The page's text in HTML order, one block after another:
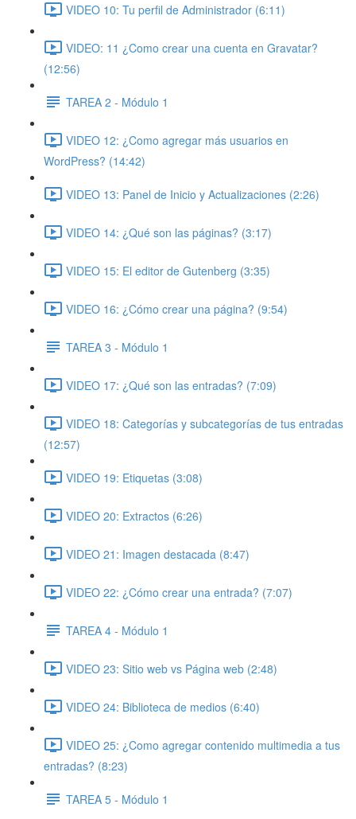
VIDEO 10: Tu perfil de Administrador (6:11)
VIDEO: 11 ¿Como crear una cuenta en Gravatar?
(12:56)
TAREA 2 - Módulo 1
VIDEO 12: ¿Como agregar más usuarios en
WordPress? (14:42)
VIDEO 13: Panel de Inicio y Actualizaciones (2:26)
VIDEO 14: ¿Qué son las páginas? (3:17)
VIDEO 15: El editor de Gutenberg (3:35)
VIDEO 16: ¿Cómo crear una página? (9:54)
TAREA 3 - Módulo 1
VIDEO 17: ¿Qué son las entradas? (7:09)
VIDEO 18: Categorías y subcategorías de tus entradas
(12:57)
VIDEO 19: Etiquetas (3:08)
VIDEO 20: Extractos (6:26)
VIDEO 21: Imagen destacada (8:47)
VIDEO 22: ¿Cómo crear una entrada? (7:07)
TAREA 4 - Módulo 1
VIDEO 23: Sitio web vs Página web (2:48)
VIDEO 24: Biblioteca de medios (6:40)
VIDEO 25: ¿Como agregar contenido multimedia a tus
entradas? (8:23)
TAREA 5 - Módulo 1